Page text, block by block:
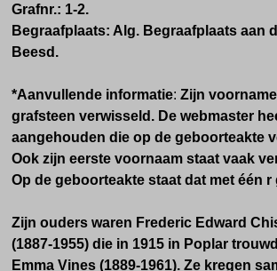
Grafnr.: 1-2.
Begraafplaats: Alg. Begraafplaats aan
Beesd.
*Aanvullende informatie: Zijn
grafsteen verwisseld. De webmaster
aangehouden die op de geboorteakte
Ook zijn eerste voornaam staat vaak
Op de geboorteakte staat dat met één
Zijn ouders waren Frederic Edward
(1887-1955) die in 1915 in Poplar
Emma Vines (1889-1961). Ze kregen